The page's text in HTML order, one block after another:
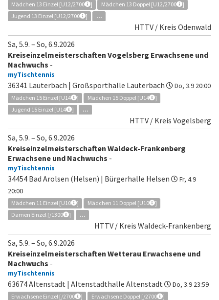
Mädchen 13 Einzel [U12/2700 ] Mädchen 13 Doppel [U12/2700
]
Jugend 13 Einzel [U12/2700
] ...
HTTV / Kreis Odenwald
Sa, 5.9. – So, 6.9.2026
Kreiseinzelmeisterschaften Vogelsberg Erwachsene und
Nachwuchs -
myTischtennis
36341 Lauterbach | Großsporthalle Lauterbach Do, 3.9 20:00
Mädchen 15 Einzel [U14 ] Mädchen 15 Doppel [U14
]
Jugend 15 Einzel [U14
] ...
HTTV / Kreis Vogelsberg
Sa, 5.9. – So, 6.9.2026
Kreiseinzelmeisterschaften Waldeck-Frankenberg
Erwachsene und Nachwuchs -
myTischtennis
34454 Bad Arolsen (Helsen) | Bürgerhalle Helsen
Fr, 4.9
20:00
Mädchen 11 Einzel [U10 ] Mädchen 11 Doppel [U10
]
Damen Einzel [/1300
] ...
HTTV / Kreis Waldeck-Frankenberg
Sa, 5.9. – So, 6.9.2026
Kreiseinzelmeisterschaften Wetterau Erwachsene und
Nachwuchs -
myTischtennis
63674 Altenstadt | Altenstadthalle Altenstadt Do, 3.9 23:59
Erwachsene Einzel [/2700 ] Erwachsene Doppel [/2700 ]